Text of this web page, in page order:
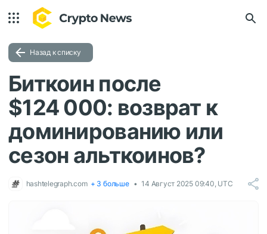
Назад к списку
Биткоин после
$124 000: возврат к
доминированию или
сезон альткоинов?
hashtelegraph.com + 3 больше 14 Август 2025 09:40, UTC